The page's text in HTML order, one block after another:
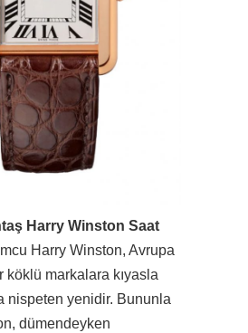
Harry Winston Saat
Harry Winston, Avrupa
köklü markalara kıyasla
nispeten yenidir. Bununla
dümendeyken